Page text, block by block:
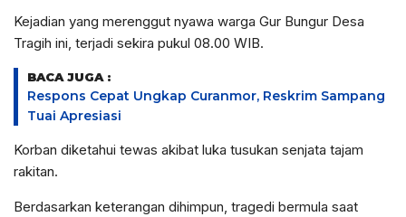
Kejadian yang merenggut nyawa warga Gur Bungur Desa
Tragih ini, terjadi sekira pukul 08.00 WIB.
BACA JUGA :
Respons Cepat Ungkap Curanmor, Reskrim Sampang
Tuai Apresiasi
Korban diketahui tewas akibat luka tusukan senjata tajam
rakitan.
Berdasarkan keterangan dihimpun, tragedi bermula saat